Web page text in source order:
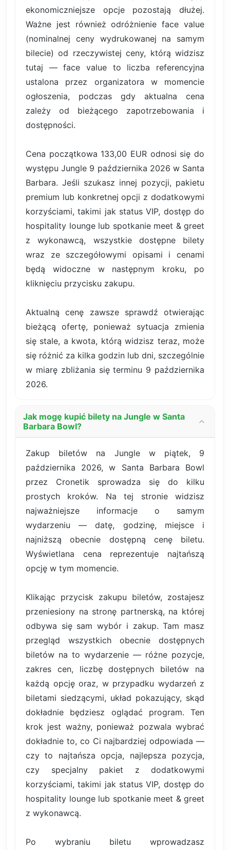
ekonomiczniejsze opcje pozostają dłużej.
Ważne jest również odróżnienie face value
(nominalnej ceny wydrukowanej na samym
bilecie) od rzeczywistej ceny, którą widzisz
tutaj — face value to liczba referencyjna
ustalona przez organizatora w momencie
ogłoszenia, podczas gdy aktualna cena
zależy od bieżącego zapotrzebowania i
dostępności.
Cena początkowa 133,00 EUR odnosi się do
występu Jungle 9 października 2026 w Santa
Barbara. Jeśli szukasz innej pozycji, pakietu
premium lub konkretnej opcji z dodatkowymi
korzyściami, takimi jak status VIP, dostęp do
hospitality lounge lub spotkanie meet & greet
z wykonawcą, wszystkie dostępne bilety
wraz ze szczegółowymi opisami i cenami
będą widoczne w następnym kroku, po
kliknięciu przycisku zakupu.
Aktualną cenę zawsze sprawdź otwierając
bieżącą ofertę, ponieważ sytuacja zmienia
się stale, a kwota, którą widzisz teraz, może
się różnić za kilka godzin lub dni, szczególnie
w miarę zbliżania się terminu 9 października
2026.
Jak mogę kupić bilety na Jungle w Santa
Barbara Bowl?
Zakup biletów na Jungle w piątek, 9
października 2026, w Santa Barbara Bowl
przez Cronetik sprowadza się do kilku
prostych kroków. Na tej stronie widzisz
najważniejsze informacje o samym
wydarzeniu — datę, godzinę, miejsce i
najniższą obecnie dostępną cenę biletu.
Wyświetlana cena reprezentuje najtańszą
opcję w tym momencie.
Klikając przycisk zakupu biletów, zostajesz
przeniesiony na stronę partnerską, na której
odbywa się sam wybór i zakup. Tam masz
przegląd wszystkich obecnie dostępnych
biletów na to wydarzenie — różne pozycje,
zakres cen, liczbę dostępnych biletów na
każdą opcję oraz, w przypadku wydarzeń z
biletami siedzącymi, układ pokazujący, skąd
dokładnie będziesz oglądać program. Ten
krok jest ważny, ponieważ pozwala wybrać
dokładnie to, co Ci najbardziej odpowiada —
czy to najtańsza opcja, najlepsza pozycja,
czy specjalny pakiet z dodatkowymi
korzyściami, takimi jak status VIP, dostęp do
hospitality lounge lub spotkanie meet & greet
z wykonawcą.
Po wybraniu biletu wprowadzasz